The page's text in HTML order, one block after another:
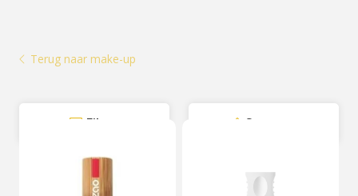
Terug naar make-up
Filter Sorteer